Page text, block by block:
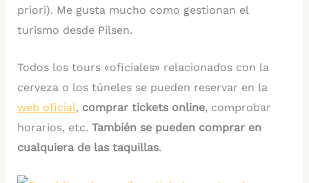
priori). Me gusta mucho como gestionan el
turismo desde Pilsen.
Todos los tours «oficiales» relacionados con la
cerveza o los túneles se pueden reservar en la
web oficial, comprar tickets online, comprobar
horarios, etc. También se pueden comprar en
cualquiera de las taquillas.